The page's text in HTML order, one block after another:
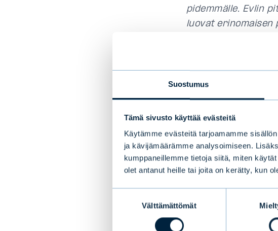
Suostumus
Tämä sivusto käyttää evästeitä
Käytämme evästeitä tarjoamamme
ja kävijämäärämme analysoimiseen.
kumppaneillemme tietoja siitä, miten
olet antanut heille tai joita on kerätty, kun
Välttämättömät
pidemmälle. Evlin
luovat erinomaisen
Uusi rekrytointi
reunamarkkinoilla.
perustamisesta eli
Nechunaev , jotka
siirtyvät rahaston
sijoituskenttänä ja
asiakkaiden